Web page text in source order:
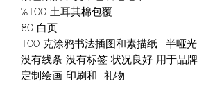
%100 土耳其棉包覆
80 白页
100 克涂鸦书法插图和素描纸 - 半哑光
没有线条 没有标签 状况良好 用于品牌
定制绘画 印刷和 礼物